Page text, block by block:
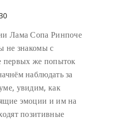
Лама Сопа Ринпоче
не знакомы с
первых же попыток
наблюдать за
увидим, как
эмоции и им на
позитивные